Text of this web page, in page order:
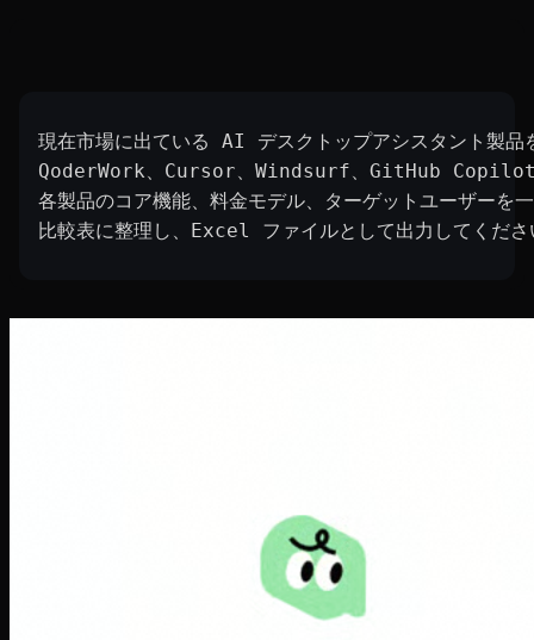
現在市場に出ている AI デスクトップアシスタント製品
QoderWork、Cursor、Windsurf、GitHub Copilot
各製品のコア機能、料金モデル、ターゲットユーザーを
比較表に整理し、Excel ファイルとして出力してくださ